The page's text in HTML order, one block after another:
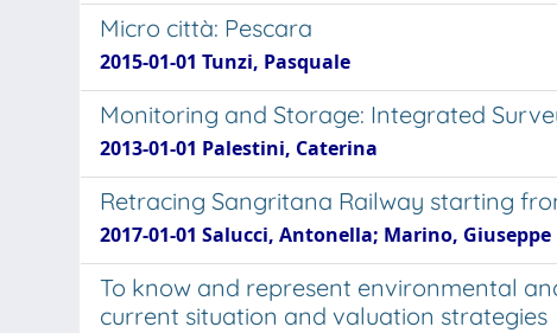
Micro città: Pescara
2015-01-01 Tunzi, Pasquale
Monitoring and Storage: Integrated
2013-01-01 Palestini, Caterina
Retracing Sangritana Railway starting
2017-01-01 Salucci, Antonella; Marino, Giuseppe
To know and represent environmental
current situation and valuation strategies